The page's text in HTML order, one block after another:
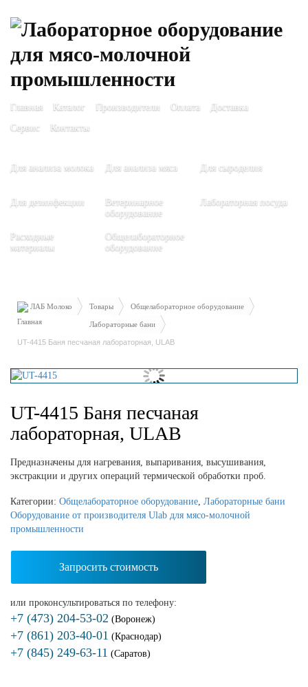
Главная Каталог Производители Оплата
Доставка
Сервис
Контакты
Для анализа молока Для анализа мяса Для сыроделия
Для дезинфекции
Ветеринарное
оборудование
Лабораторная посуда
Расходные
материалы
Общелабораторное
оборудование
ЛАБ Молоко Товары Общелабораторное оборудование
Лабораторные бани
UT-4415 Баня песчаная лабораторная, ULAB
UT-4415 Баня песчаная
лабораторная, ULAB
Предназначены для нагревания, выпаривания, высушивания,
экстракции и других операций термической обработки проб.
Категории: Общелабораторное оборудование Лабораторные бани
Оборудование от производителя Ulab для мясо-молочной
промышленности
Запросить стоимость
или проконсультироваться по телефону:
+7 (473) 204-53-02 (Воронеж)
+7 (861) 203-40-01 (Краснодар)
+7 (845) 249-63-11 (Саратов)